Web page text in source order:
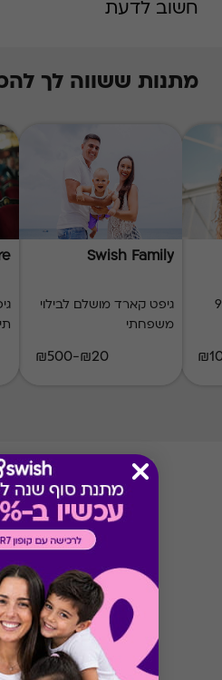
חשוב לדעת
מתנות ששווה לך
900
Swish Family
גיפט קארד מושלם לבילוי
משפחתי
₪20-₪500